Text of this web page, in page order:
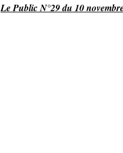
Le Public N°29 du 10